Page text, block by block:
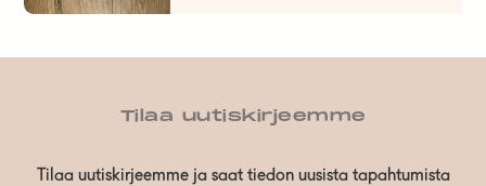
Tilaa uutiskirjeemme
Tilaa uutiskirjeemme ja saat tiedon uusista tapahtumista